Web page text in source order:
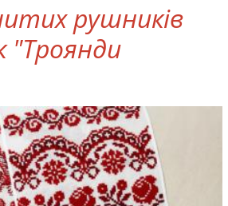
рушників
"Троянди